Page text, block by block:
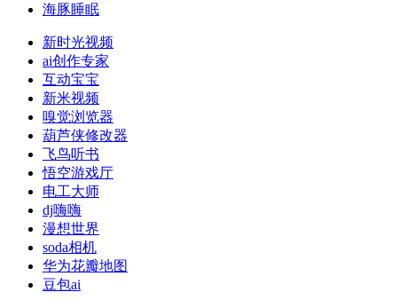
海豚睡眠
新时光视频
ai创作专家
互动宝宝
新米视频
嗅觉浏览器
葫芦侠修改器
飞鸟听书
悟空游戏厅
电工大师
dj嗨嗨
漫想世界
soda相机
华为花瓣地图
豆包ai